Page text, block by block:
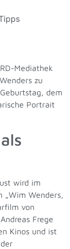
Mediathek
zu
dem
Portrait
wird im
„Wim Wenders,
von
Frege
Kinos und ist